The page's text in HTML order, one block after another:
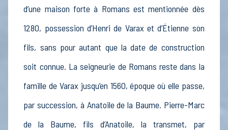
d’une maison forte à Romans est mentionnée dès
1280, possession d’Henri de Varax et d’Étienne son
fils, sans pour autant que la date de construction
soit connue. La seigneurie de Romans reste dans la
famille de Varax jusqu’en 1560, époque où elle passe,
par succession, à Anatoile de la Baume. Pierre-Marc
de la Baume, fils d’Anatoile, la transmet, par